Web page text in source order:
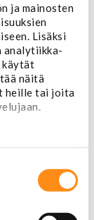
ja mainosten
Lisäksi
analytiikka-
käytät
näitä
heille tai joita